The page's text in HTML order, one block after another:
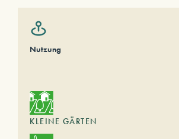
Nutzung
KLEINE GÄRTEN